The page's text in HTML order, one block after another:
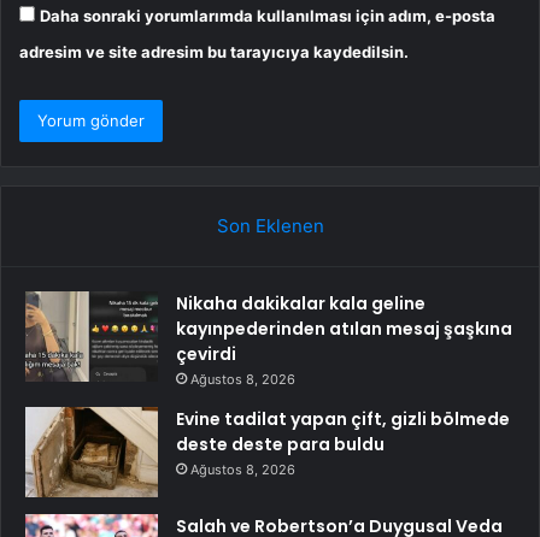
Daha sonraki yorumlarımda kullanılması için adım, e-posta
adresim ve site adresim bu tarayıcıya kaydedilsin.
Son Eklenen
Nikaha dakikalar kala geline
kayınpederinden atılan mesaj şaşkına
çevirdi
Ağustos 8, 2026
Evine tadilat yapan çift, gizli bölmede
deste deste para buldu
Ağustos 8, 2026
Salah ve Robertson’a Duygusal Veda